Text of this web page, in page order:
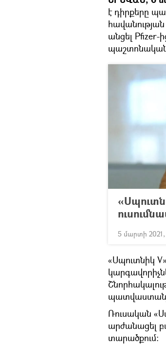
է դիրքերը
անցել Pfizer-
պաշտոնական
5 մարտի 2021,
«Սպուտնիկ
Ռուսական
արժանացել
տարածքում։